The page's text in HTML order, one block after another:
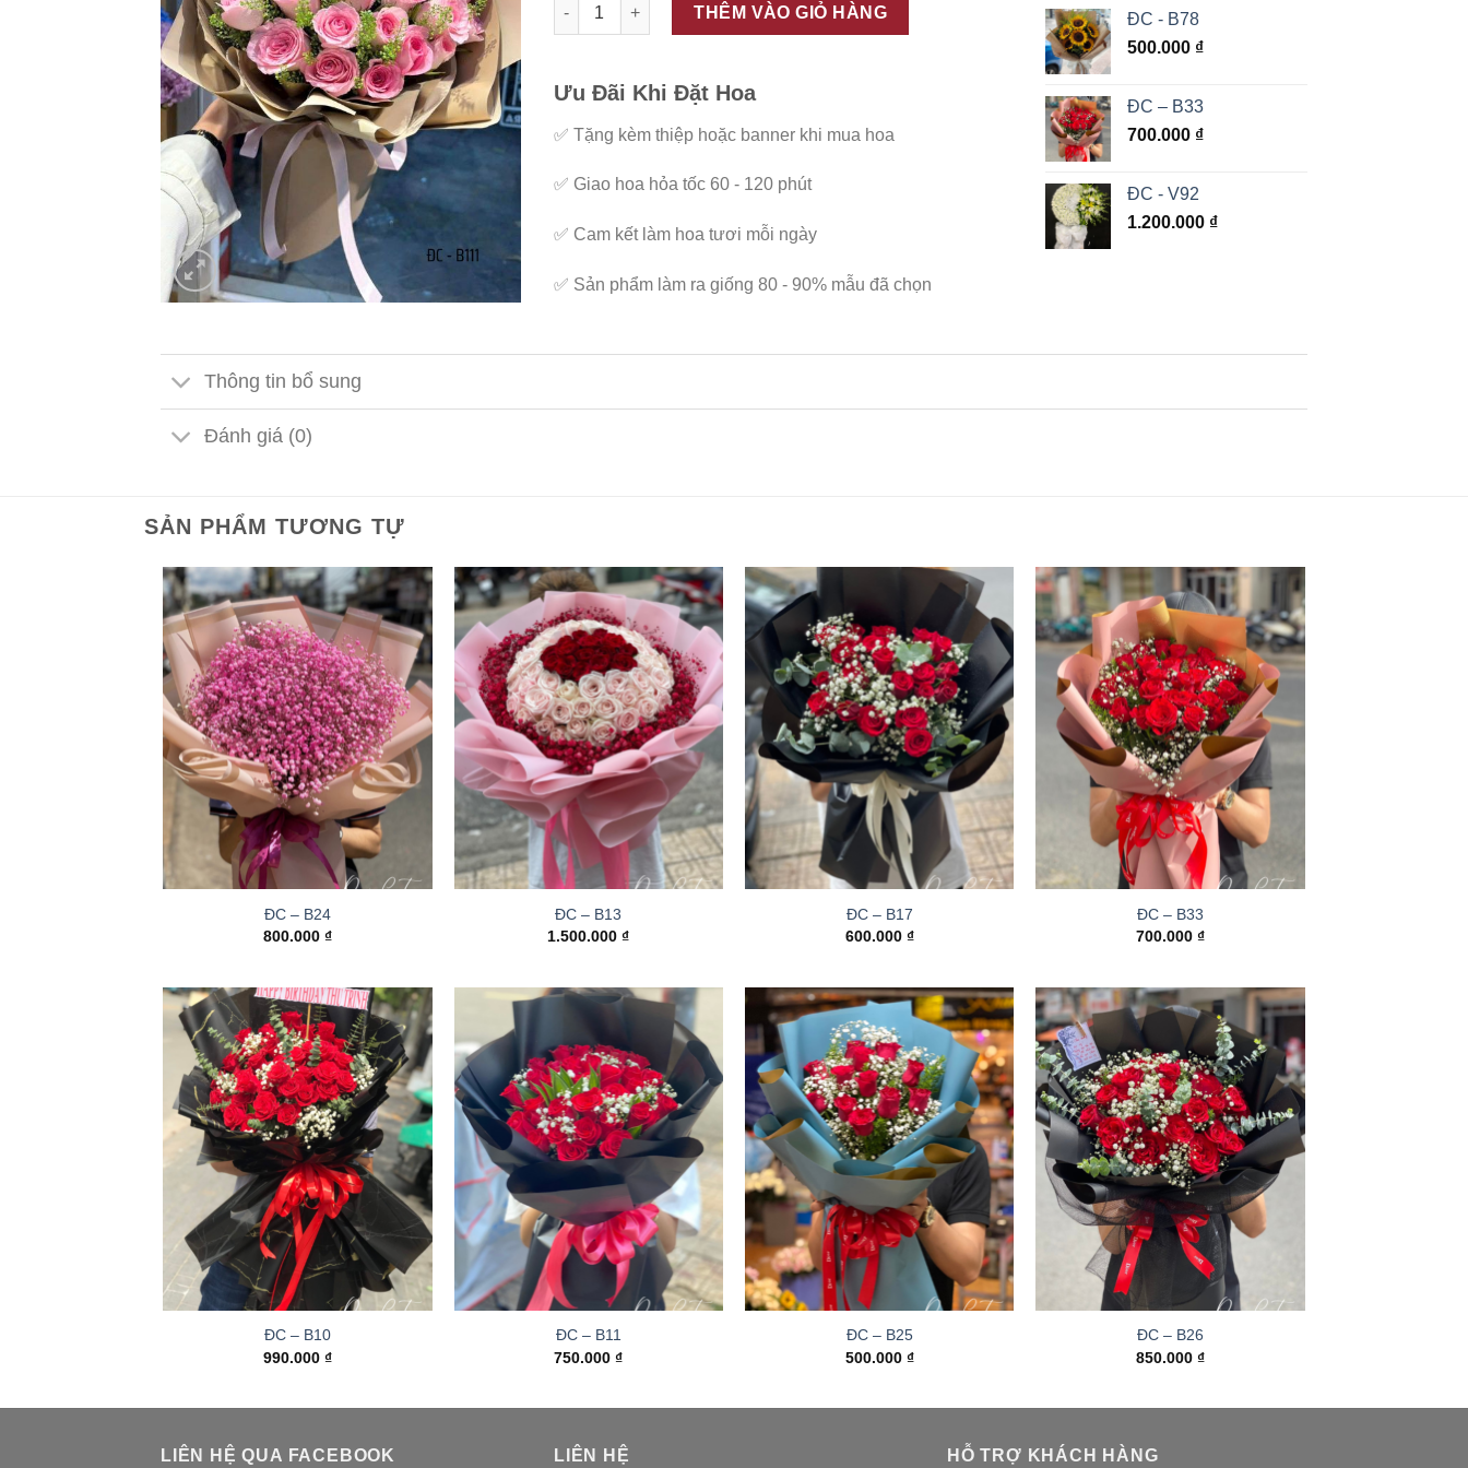
THÊM VÀO GIỎ HÀNG
Ưu Đãi Khi Đặt Hoa
✅ Tặng kèm thiệp hoặc banner khi mua hoa
✅ Giao hoa hỏa tốc 60 - 120 phút
✅ Cam kết làm hoa tươi mỗi ngày
✅ Sản phẩm làm ra giống 80 - 90% mẫu đã chọn
ĐC - B78
500.000 ₫
ĐC – B33
700.000 ₫
ĐC - V92
1.200.000 ₫
Thông tin bổ sung
Đánh giá (0)
SẢN PHẨM TƯƠNG TỰ
ĐC – B24
800.000₫
ĐC – B13
1.500.000₫
ĐC – B17
600.000 ₫
ĐC – B33
700.000 ₫
ĐC – B10
990.000₫
ĐC – B11
750.000₫
ĐC – B25
500.000 ₫
ĐC – B26
850.000 ₫
LIÊN HỆ QUA FACEBOOK LIÊN HỆ HỖ TRỢ KHÁCH HÀNG